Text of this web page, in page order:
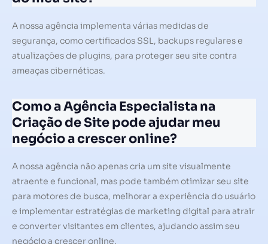
A nossa agência implementa várias medidas de
segurança, como certificados SSL, backups regulares e
atualizações de plugins, para proteger seu site contra
ameaças cibernéticas.
Como a Agência Especialista na
Criação de Site pode ajudar meu
negócio a crescer online?
A nossa agência não apenas cria um site visualmente
atraente e funcional, mas pode também otimizar seu site
para motores de busca, melhorar a experiência do usuário
e implementar estratégias de marketing digital para atrair
e converter visitantes em clientes, ajudando assim seu
negócio a crescer online.